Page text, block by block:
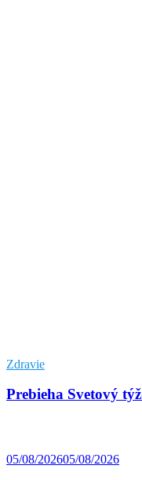
Zdravie
Prebieha Svetový
05/08/202605/08/2026